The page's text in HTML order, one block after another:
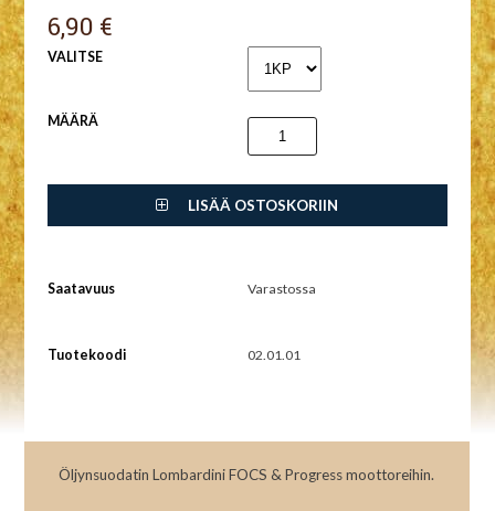
6,90 €
VALITSE
MÄÄRÄ
LISÄÄ OSTOSKORIIN
Saatavuus Varastossa
Tuotekoodi 02.01.01
Öljynsuodatin Lombardini FOCS & Progress moottoreihin.